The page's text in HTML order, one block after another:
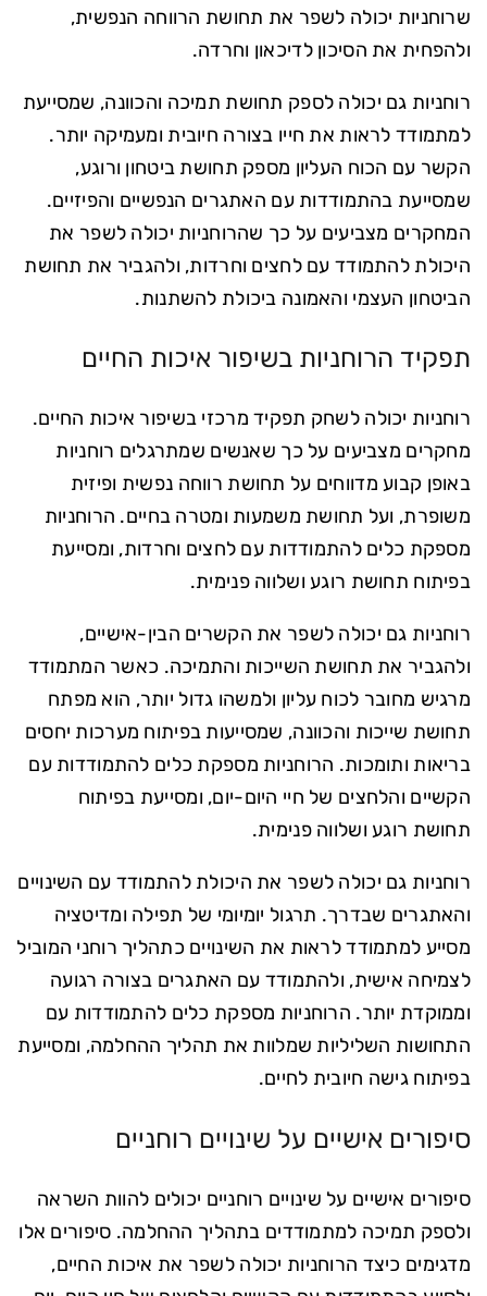
שרוחניות יכולה לשפר את תחושת הרווחה הנפשית,
ולהפחית את הסיכון לדיכאון וחרדה.
רוחניות גם יכולה לספק תחושת תמיכה והכוונה, שמסייעת
למתמודד לראות את חייו בצורה חיובית ומעמיקה יותר.
הקשר עם הכוח העליון מספק תחושת ביטחון ורוגע,
שמסייעת בהתמודדות עם האתגרים הנפשיים והפיזיים.
המחקרים מצביעים על כך שהרוחניות יכולה לשפר את
היכולת להתמודד עם לחצים וחרדות, ולהגביר את תחושת
הביטחון העצמי והאמונה ביכולת להשתנות.
תפקיד הרוחניות בשיפור איכות החיים
רוחניות יכולה לשחק תפקיד מרכזי בשיפור איכות החיים.
מחקרים מצביעים על כך שאנשים שמתרגלים רוחניות
באופן קבוע מדווחים על תחושת רווחה נפשית ופיזית
משופרת, ועל תחושת משמעות ומטרה בחיים. הרוחניות
מספקת כלים להתמודדות עם לחצים וחרדות, ומסייעת
בפיתוח תחושת רוגע ושלווה פנימית.
רוחניות גם יכולה לשפר את הקשרים הבין-אישיים,
ולהגביר את תחושת השייכות והתמיכה. כאשר המתמודד
מרגיש מחובר לכוח עליון ולמשהו גדול יותר, הוא מפתח
תחושת שייכות והכוונה, שמסייעות בפיתוח מערכות יחסים
בריאות ותומכות. הרוחניות מספקת כלים להתמודדות עם
הקשיים והלחצים של חיי היום-יום, ומסייעת בפיתוח
תחושת רוגע ושלווה פנימית.
רוחניות גם יכולה לשפר את היכולת להתמודד עם השינויים
והאתגרים שבדרך. תרגול יומיומי של תפילה ומדיטציה
מסייע למתמודד לראות את השינויים כתהליך רוחני המוביל
לצמיחה אישית, ולהתמודד עם האתגרים בצורה רגועה
וממוקדת יותר. הרוחניות מספקת כלים להתמודדות עם
התחושות השליליות שמלוות את תהליך ההחלמה, ומסייעת
בפיתוח גישה חיובית לחיים.
סיפורים אישיים על שינויים רוחניים
סיפורים אישיים על שינויים רוחניים יכולים להוות השראה
ולספק תמיכה למתמודדים בתהליך ההחלמה. סיפורים אלו
מדגימים כיצד הרוחניות יכולה לשפר את איכות החיים,